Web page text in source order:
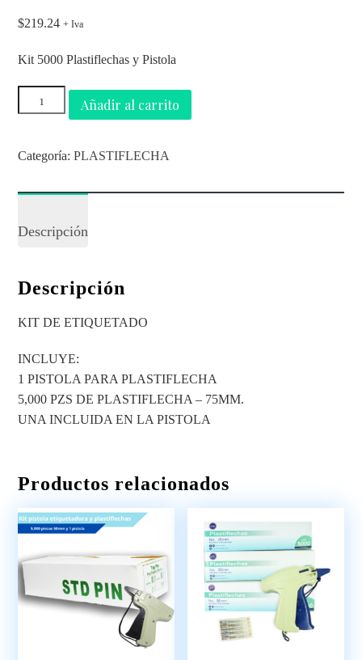
$219.24 + Iva
Kit 5000 Plastiflechas y Pistola
Añadir al carrito
Categoría:PLASTIFLECHA
Descripción
Descripción
KIT DE ETIQUETADO
INCLUYE:
1 PISTOLA PARA PLASTIFLECHA
5,000 PZS DE PLASTIFLECHA – 75MM.
UNA INCLUIDA EN LA PISTOLA
Productos relacionados